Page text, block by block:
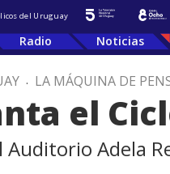
del Uruguay
Radio Noticias
. LA MÁQUINA DE
el
Adela